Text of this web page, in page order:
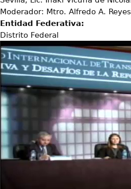
Moderador: Mtro. Alfredo A.
Entidad Federativa:
Distrito Federal